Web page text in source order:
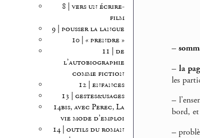
8 | vers un écrire-
film
9 | pousser la langue
10 | « prendre »
11 | de
l’autobiographie
comme fiction
12 | enfances
13 | gestes&usages
14bis, avec Perec, La
vie mode d’emploi
14 | outils du roman
–
– la
les
–
bord, et
–